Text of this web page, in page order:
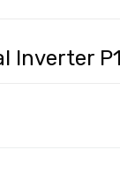
Inverter